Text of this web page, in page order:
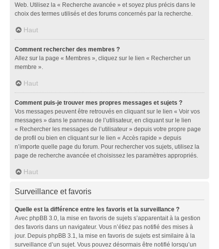
Web. Utilisez la « Recherche avancée » et soyez plus précis dans le
choix des termes utilisés et des forums concernés par la recherche.
Haut
Comment rechercher des membres ?
Allez sur la page « Membres », cliquez sur le lien « Rechercher un
membre ».
Haut
Comment puis-je trouver mes propres messages et sujets ?
Vos messages peuvent être retrouvés en cliquant sur le lien « Voir vos
messages » dans le panneau de l’utilisateur, en cliquant sur le lien
« Rechercher les messages de l’utilisateur » depuis votre propre page
de profil ou bien en cliquant sur le lien « Accès rapide » depuis
n’importe quelle page du forum. Pour rechercher vos sujets, utilisez la
page de recherche avancée et choisissez les paramètres appropriés.
Haut
Surveillance et favoris
Quelle est la différence entre les favoris et la surveillance ?
Avec phpBB 3.0, la mise en favoris de sujets s’apparentait à la gestion
des favoris dans un navigateur. Vous n’étiez pas notifié des mises à
jour. Depuis phpBB 3.1, la mise en favoris de sujets est similaire à la
surveillance d’un sujet. Vous pouvez désormais être notifié lorsqu’un